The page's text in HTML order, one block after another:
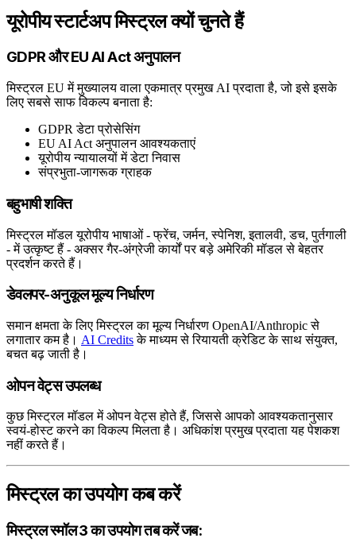
यूरोपीय स्टार्टअप मिस्ट्रल क्यों चुनते हैं
GDPR और EU AI Act अनुपालन
मिस्ट्रल EU में मुख्यालय वाला एकमात्र प्रमुख AI प्रदाता है, जो इसे इसके
लिए सबसे साफ विकल्प बनाता है:
GDPR डेटा प्रोसेसिंग
EU AI Act अनुपालन आवश्यकताएं
यूरोपीय न्यायालयों में डेटा निवास
संप्रभुता-जागरूक ग्राहक
बहुभाषी शक्ति
मिस्ट्रल मॉडल यूरोपीय भाषाओं - फ्रेंच, जर्मन, स्पेनिश, इतालवी, डच, पुर्तगाली
- में उत्कृष्ट हैं - अक्सर गैर-अंग्रेजी कार्यों पर बड़े अमेरिकी मॉडल से बेहतर
प्रदर्शन करते हैं।
डेवलपर-अनुकूल मूल्य निर्धारण
समान क्षमता के लिए मिस्ट्रल का मूल्य निर्धारण OpenAI/Anthropic से
लगातार कम है। AI Creditsके माध्यम से रियायती क्रेडिट के साथ संयुक्त,
बचत बढ़ जाती है।
ओपन वेट्स उपलब्ध
कुछ मिस्ट्रल मॉडल में ओपन वेट्स होते हैं, जिससे आपको आवश्यकतानुसार
स्वयं-होस्ट करने का विकल्प मिलता है। अधिकांश प्रमुख प्रदाता यह पेशकश
नहीं करते हैं।
मिस्ट्रल का उपयोग कब करें
मिस्ट्रल स्मॉल 3 का उपयोग तब करें जब: